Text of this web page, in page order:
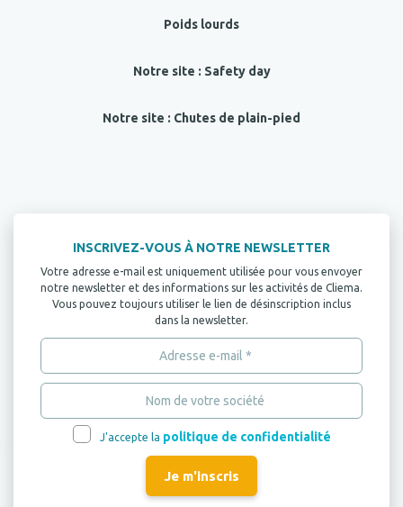
Poids lourds
Notre site : Safety day
Notre site : Chutes de plain-pied
INSCRIVEZ-VOUS À NOTRE NEWSLETTER
Votre adresse e-mail est uniquement utilisée pour vous envoyer
notre newsletter et des informations sur les activités de Cliema.
Vous pouvez toujours utiliser le lien de désinscription inclus
dans la newsletter.
J'accepte la politique de confidentialité